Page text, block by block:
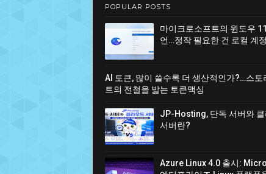
POPULAR POSTS
마이크로소프트의 윈도우
언…정작 필요한 건 로컬 계정
AI 토큰, 많이 쓸수록 더 생산적인가?…스토
트의 전철을 밟는 토큰맥싱
JP-Hosting, 단독 서버와 클
서버란?
Azure Linux 4.0 출시: